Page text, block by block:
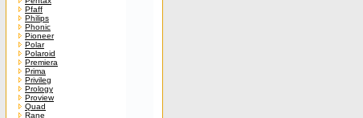
Pfaff
Philips
Phonic
Pioneer
Polar
Polaroid
Premiera
Prima
Privileg
Prology
Proview
Quad
Rane